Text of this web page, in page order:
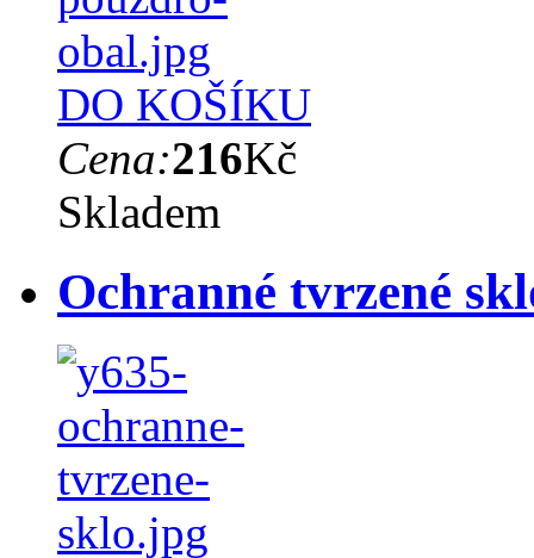
DO KOŠÍKU
Cena:216Kč
Skladem
Ochranné tvrzené